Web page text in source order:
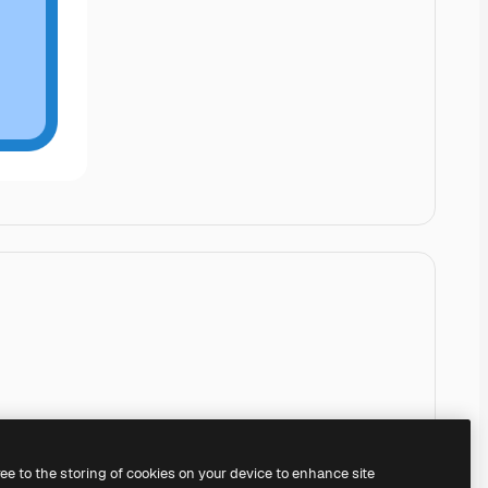
to the storing of cookies on your device to enhance site